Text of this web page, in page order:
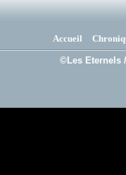
Accueil
©Les Eternels